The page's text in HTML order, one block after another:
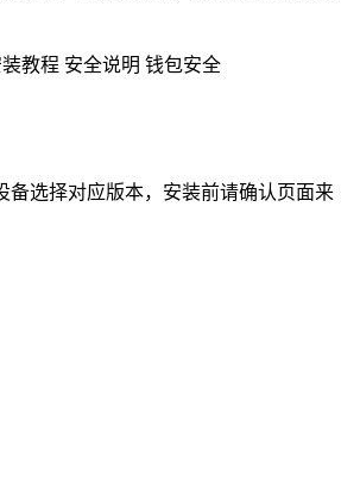
教程 安全说明 钱包安全
备选择对应版本，安装前请确认页面来